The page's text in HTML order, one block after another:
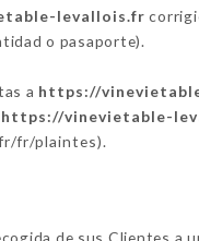
levallois.fr
o pasaporte).
a https://
https://vinevietable-
fr/plaintes).
de sus Clientes a